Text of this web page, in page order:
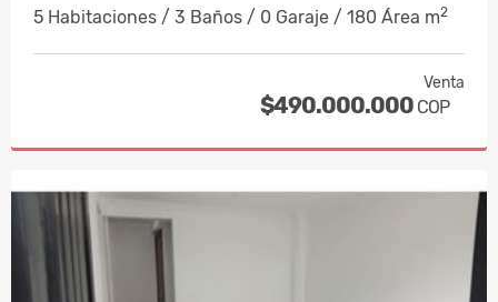
5 Habitaciones / 3 Baños / 0 Garaje / 180 Área m2
Venta
$490.000.000 COP